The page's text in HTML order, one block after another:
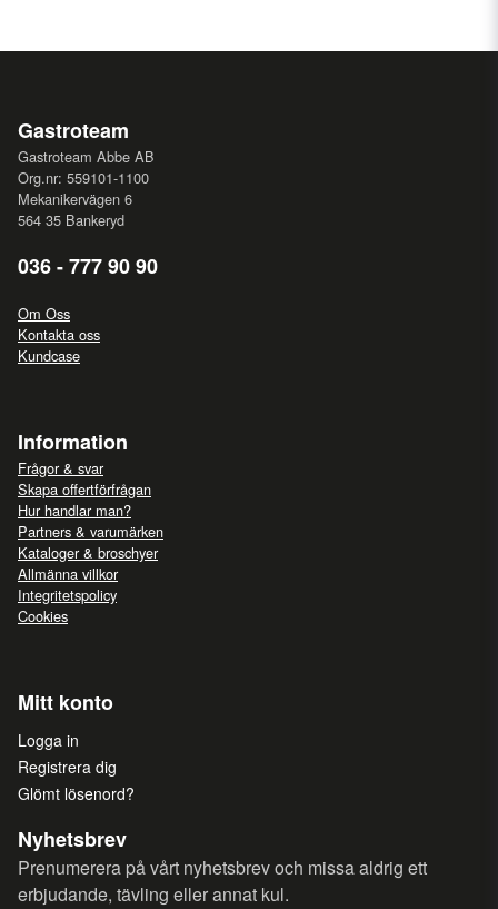
Gastroteam
Gastroteam Abbe AB
Org.nr: 559101-1100
Mekanikervägen 6
564 35 Bankeryd
036 - 777 90 90
Om Oss
Kontakta oss
Kundcase
Information
Frågor & svar
Skapa offertförfrågan
Hur handlar man?
Partners & varumärken
Kataloger & broschyer
Allmänna villkor
Integritetspolicy
Cookies
Mitt konto
Logga in
Registrera dig
Glömt lösenord?
Nyhetsbrev
Prenumerera på vårt nyhetsbrev och missa aldrig ett
erbjudande, tävling eller annat kul.